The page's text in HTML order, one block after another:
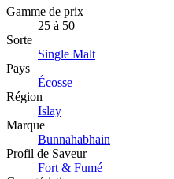
Gamme de prix
25 à 50
Sorte
Single Malt
Pays
Écosse
Région
Islay
Marque
Bunnahabhain
Profil de Saveur
Fort & Fumé